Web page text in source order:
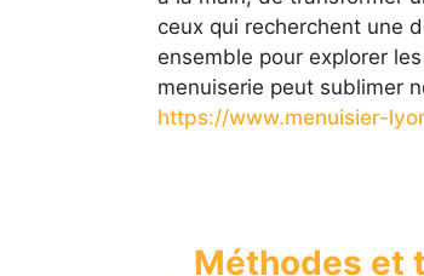
ceux qui recherchent une
ensemble pour explorer
menuiserie peut sublimer
https://www.menuisier-
Méthodes et